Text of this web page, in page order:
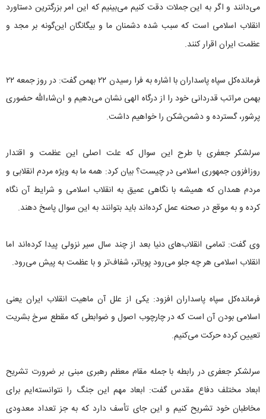
می‌دانند و اگر به این جملات دقت کنیم می‌بینیم که این امر بزرگترین دستاورد
انقلاب اسلامی است که سبب شده دشمنان ما و بیگانگان این‌گونه بر مجد و
عظمت ایران اقرار کنند.
فرمانده‌کل سپاه پاسداران با اشاره به فرا رسیدن ۲۲ بهمن گفت: در روز جمعه ۲۲
بهمن مراتب قدردانی خود را از درگاه الهی نشان می‌دهیم و ان‌شاءالله حضوری
پرشور، گسترده و دشمن‌شکن را خواهیم داشت.
سرلشکر جعفری با طرح این سوال که علت اصلی این عظمت و اقتدار
روزافزون جمهوری اسلامی در چیست؟ بیان کرد: همه ما به ویژه مردم انقلابی و
مردم همدان که همیشه با نگاهی عمیق به انقلاب اسلامی و شرایط آن نگاه
کرده و به موقع در صحنه عمل کرده‌اند باید بتوانند به این سوال پاسخ دهند.
وی گفت: تمامی انقلاب‌های دنیا بعد از چند سال سیر نزولی پیدا کرده‌اند اما
انقلاب اسلامی هر چه جلو می‌رود پویا‌تر، شفاف‌تر و با عظمت به پیش می‌رود.
فرمانده‌کل سپاه پاسداران افزود: یکی از علل آن ماهیت انقلاب ایران یعنی
اسلامی بودن آن است که در چارچوب اصول و ضوابطی که مقطع سرخ بشریت
تعیین کرده حرکت می‌کنیم.
سرلشکر جعفری در رابطه با جمله مقام معظم رهبری مبنی بر ضرورت تشریح
ابعاد مختلف دفاع مقدس گفت: ابعاد مهم این جنگ را نتوانسته‌ایم برای
مخاطبان خود تشریح کنیم و این جای تأسف دارد که به جز تعداد معدودی